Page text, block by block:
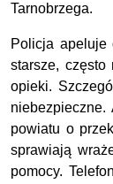
Tarnobrzega.
Policja apeluje
starsze, często
opieki.
niebezpieczne.
powiatu o
sprawiają
pomocy.